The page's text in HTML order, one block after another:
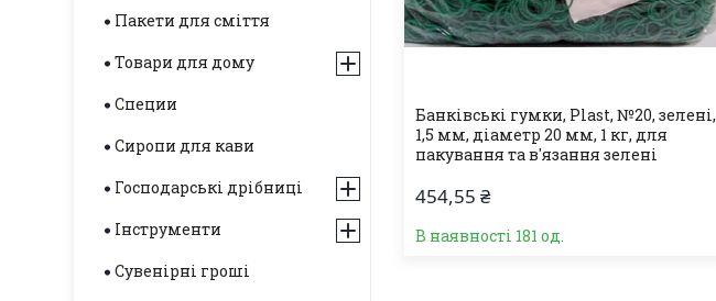
Банківські гумки, Plast, №20, зелені,
1,5 мм, діаметр 20 мм, 1 кг, для
пакування та в'язання зелені
454,55 ₴
В наявності 181 од.
Пакети для сміття
Товари для дому
Специи
Сиропи для кави
Господарські дрібниці
Інструменти
Сувенірні гроші